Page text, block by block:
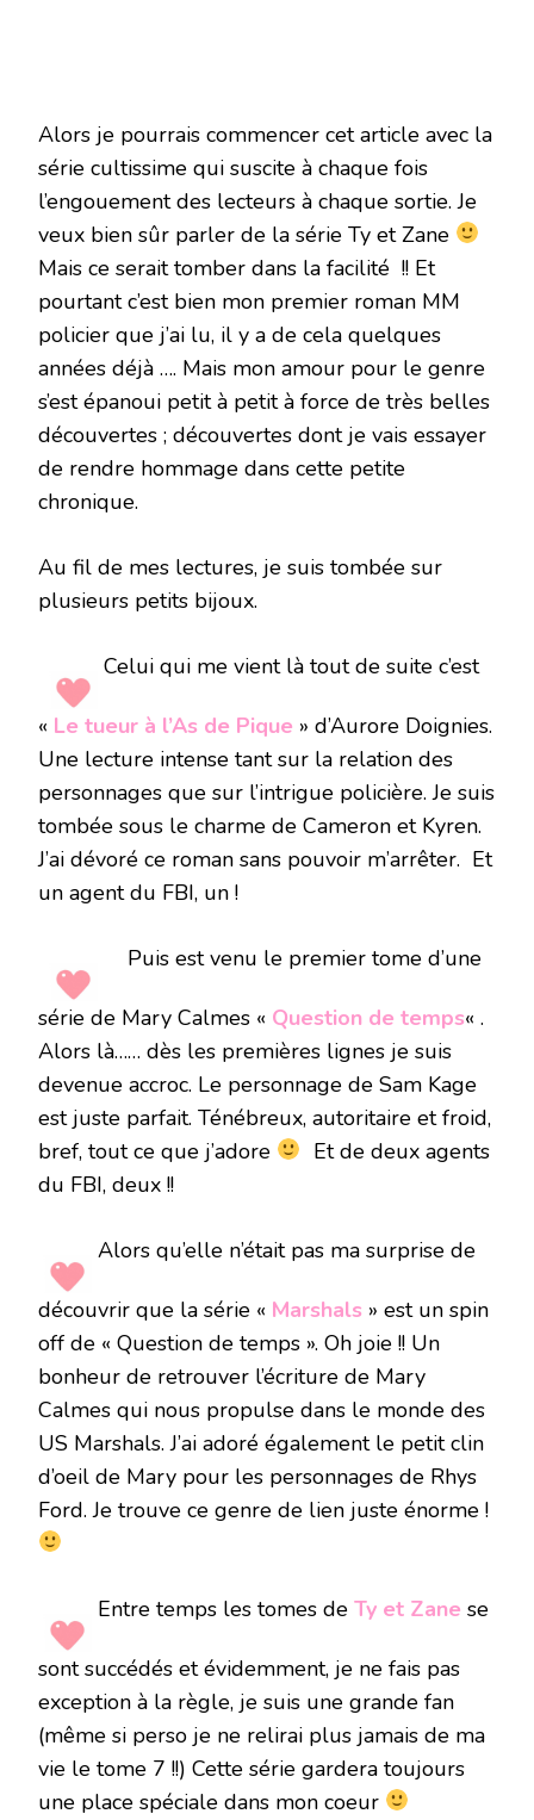
Alors je pourrais commencer cet article avec la
série cultissime qui suscite à chaque fois
l’engouement des lecteurs à chaque sortie. Je
veux bien sûr parler de la série Ty et Zane
Mais ce serait tomber dans la facilité !! Et
pourtant c’est bien mon premier roman MM
policier que j’ai lu, il y a de cela quelques
années déjà …. Mais mon amour pour le genre
s’est épanoui petit à petit à force de très belles
découvertes ; découvertes dont je vais essayer
de rendre hommage dans cette petite
chronique.
Au fil de mes lectures, je suis tombée sur
plusieurs petits bijoux.
Celui qui me vient là tout de suite c’est
« Le tueur à l’As de Pique » d’Aurore Doignies.
Une lecture intense tant sur la relation des
personnages que sur l’intrigue policière. Je suis
tombée sous le charme de Cameron et Kyren.
J’ai dévoré ce roman sans pouvoir m’arrêter. Et
un agent du FBI, un !
Puis est venu le premier tome d’une
série de Mary Calmes « Question de temps« .
Alors là…… dès les premières lignes je suis
devenue accroc. Le personnage de Sam Kage
est juste parfait. Ténébreux, autoritaire et froid,
bref, tout ce que j’adore
Et de deux agents
du FBI, deux !!
Alors qu’elle n’était pas ma surprise de
découvrir que la série « Marshals » est un spin
off de « Question de temps ». Oh joie !! Un
bonheur de retrouver l’écriture de Mary
Calmes qui nous propulse dans le monde des
US Marshals. J’ai adoré également le petit clin
d’oeil de Mary pour les personnages de Rhys
Ford. Je trouve ce genre de lien juste énorme !
Entre temps les tomes de Ty et Zane se
sont succédés et évidemment, je ne fais pas
exception à la règle, je suis une grande fan
(même si perso je ne relirai plus jamais de ma
vie le tome 7 !!) Cette série gardera toujours
une place spéciale dans mon coeur